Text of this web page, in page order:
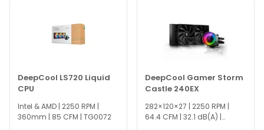
DeepCool LS720 Liquid
CPU
Intel & AMD | 2250 RPM |
360mm | 85 CFM | TG0072
DeepCool Gamer Storm
Castle 240EX
282×120×27 | 2250 RPM |
64.4 CFM | 32.1 dB(A) |